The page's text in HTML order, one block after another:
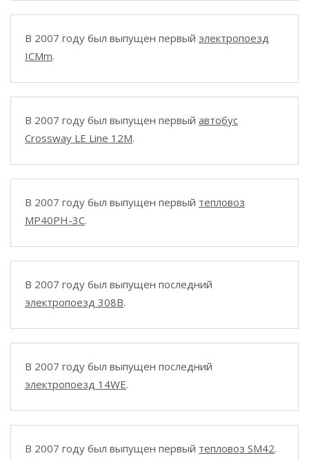
В 2007 году был выпущен первый электропоезд
ICMm.
В 2007 году был выпущен первый автобус
Crossway LE Line 12M.
В 2007 году был выпущен первый тепловоз
MP40PH-3C.
В 2007 году был выпущен последний
электропоезд 308B.
В 2007 году был выпущен последний
электропоезд 14WE.
В 2007 году был выпущен первый тепловоз SM42.